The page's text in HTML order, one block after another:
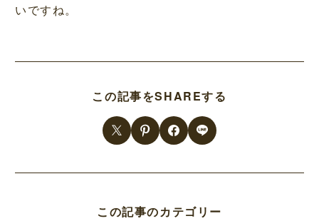
いですね。
この記事をSHAREする
この記事のカテゴリー